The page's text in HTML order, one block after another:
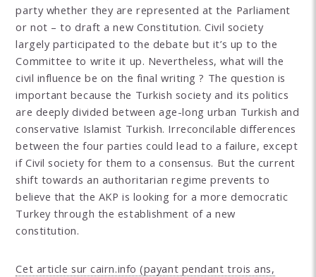
party whether they are represented at the Parliament
or not – to draft a new Constitution. Civil society
largely participated to the debate but it’s up to the
Committee to write it up. Nevertheless, what will the
civil influence be on the final writing ? The question is
important because the Turkish society and its politics
are deeply divided between age-long urban Turkish and
conservative Islamist Turkish. Irreconcilable differences
between the four parties could lead to a failure, except
if Civil society for them to a consensus. But the current
shift towards an authoritarian regime prevents to
believe that the AKP is looking for a more democratic
Turkey through the establishment of a new
constitution.
Cet article sur cairn.info (payant pendant trois ans,